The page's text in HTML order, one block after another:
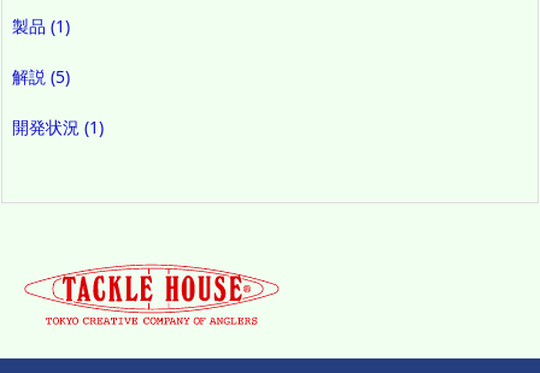
製品 (1)
解説 (5)
開発状況 (1)